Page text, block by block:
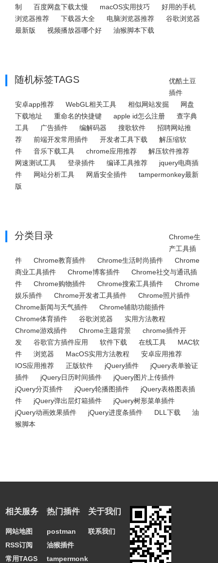
制
百度网盘下载太慢 macOS实用技巧
好用的手机
浏览器推荐
下载器大全 电脑浏览器推荐
谷歌浏览器
最新版
视频播放器哪个好 油猴脚本下载
随机标签TAGS
优酷土豆
插件
安卓app推荐
WebGL相关工具 相似网站发掘
网盘
下载地址
重命名的快捷键 apple id怎么注册
查字典
工具
广告插件 编解码器 搜歌软件
招聘网站推
荐
前端开发常用插件 开发者工具下载
解压缩软
件
音乐下载工具 chrome应用推荐
解压软件推荐
网速测试工具
登录插件 编译工具推荐
jquery电商插
件
网站分析工具 网盾安全插件
tampermonkey最新
版
分类目录
Chrome生
产工具插
件
Chrome教育插件 Chrome生活时尚插件
Chrome
商业工具插件
Chrome博客插件
Chrome社交与通讯插
件
Chrome购物插件 Chrome搜索工具插件
Chrome
娱乐插件
Chrome开发者工具插件
Chrome照片插件
Chrome新闻与天气插件
Chrome辅助功能插件
Chrome体育插件
谷歌浏览器
实用方法教程
Chrome游戏插件
Chrome主题背景
chrome插件开
发
谷歌官方插件应用 软件下载 在线工具
MAC软
件
浏览器 MacOS实用方法教程
安卓应用推荐
IOS应用推荐
正版软件 jQuery插件
jQuery表单验证
插件
jQuery日历时间插件
jQuery图片上传插件
jQuery分页插件
jQuery轮播图插件
jQuery表格图表插
件
jQuery弹出层灯箱插件
jQuery树形菜单插件
jQuery动画效果插件
jQuery进度条插件 DLL下载
油
猴脚本
相关服务
网站地图
RSS订阅
常用TAGS
热门插件
postman
油猴插件
tampermonkey
关于我们
联系我们